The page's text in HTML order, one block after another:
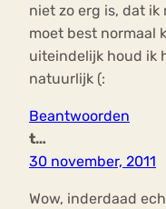
niet zo erg is, dat ik
moet best normaal
uiteindelijk houd ik
natuurlijk (:
Beantwoorden
t…
30 november, 2011
Wow, inderdaad